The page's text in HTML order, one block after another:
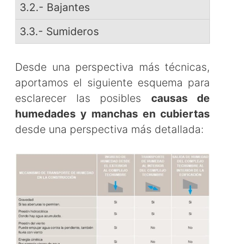
3.2.- Bajantes
3.3.- Sumideros
Desde una perspectiva más técnicas,
aportamos el siguiente esquema para
esclarecer las posibles causas de
humedades y manchas en cubiertas
desde una perspectiva más detallada: